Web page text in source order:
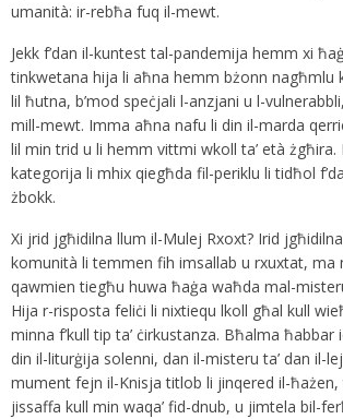
umanità: ir-rebħa fuq il-mewt.
Jekk f’dan il-kuntest tal-pandemija hemm xi
tinkwetana hija li aħna hemm bżonn nagħmlu
lil ħutna, b’mod speċjali l-anzjani u l-
mill-mewt. Imma aħna nafu li din il-marda
lil min trid u li hemm vittmi wkoll ta’ età żgħira.
kategorija li mhix qiegħda fil-periklu li tidħol
żbokk.
Xi jrid jgħidilna llum il-Mulej Rxoxt? Irid
komunità li temmen fih imsallab u rxuxtat, ma
qawmien tiegħu huwa ħaġa waħda mal-
Hija r-risposta feliċi li nixtiequ lkoll għal kull
minna f’kull tip ta’ ċirkustanza. Bħalma ħabbar
din il-liturġija solenni, dan il-misteru ta’ dan il-
mument fejn il-Knisja titlob li jinqered il-
jissaffa kull min waqa’ fid-dnub, u jimtela bil-